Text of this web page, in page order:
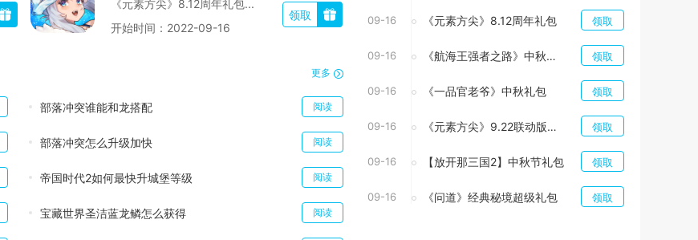
《元素方尖》8.12周年礼包...
开始时间： 2022-09-16
领取
更多
部落冲突谁能和龙搭配 阅读
部落冲突怎么升级加快 阅读
帝国时代2如何最快升城堡等级 阅读
宝藏世界圣洁蓝龙鳞怎么获得 阅读
09-16 《元素方尖》8.12周年礼包 领取
09-16 《航海王强者之路》中秋团圆礼包 领取
09-16 《一品官老爷》中秋礼包 领取
09-16 《元素方尖》9.22联动版本礼包 领取
09-16 【放开那三国2】中秋节礼包 领取
09-16 《问道》经典秘境超级礼包 领取